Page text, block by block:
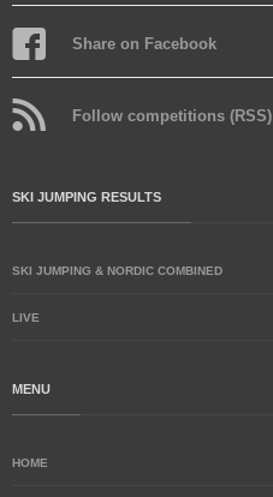
Share on Facebook
Follow competitions (RSS)
SKI JUMPING RESULTS
SKI JUMPING & NORDIC COMBINED
LIVE
MENU
HOME